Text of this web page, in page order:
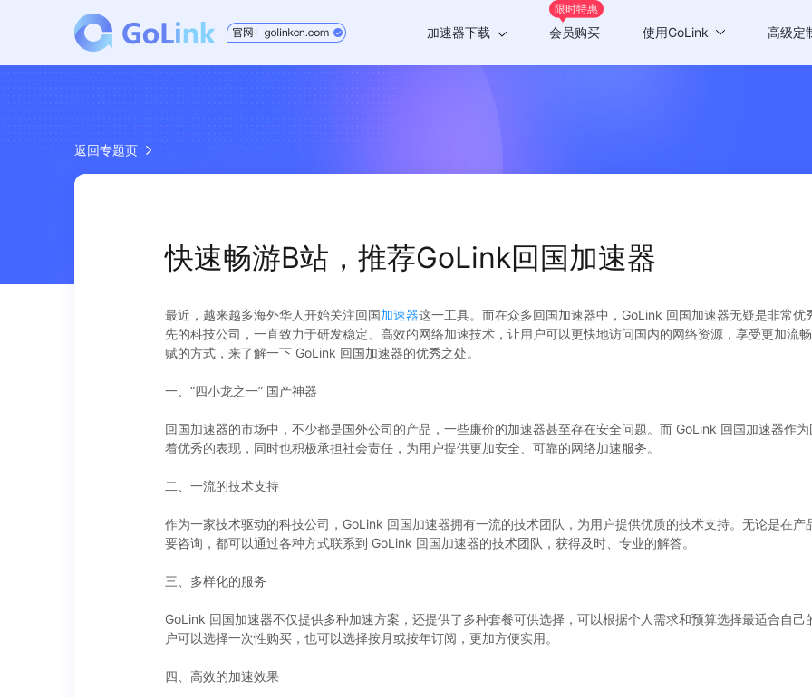
加速器下载
TV版
限时特惠
会员购买 使用GoLink 高级定
返回专题页
快速畅游B站，推荐GoLink回国加速器
最近，越来越多海外华人开始关注回国加速器这一工具。而在众多回国加速器中，GoLink 回国加速器无疑是非常
先的科技公司，一直致力于研发稳定、高效的网络加速技术，让用户可以更快地访问国内的网络资源，享受更加流
赋的方式，来了解一下 GoLink 回国加速器的优秀之处。
一、“四小龙之一” 国产神器
回国加速器的市场中，不少都是国外公司的产品，一些廉价的加速器甚至存在安全问题。而 GoLink 回国加速器作
着优秀的表现，同时也积极承担社会责任，为用户提供更加安全、可靠的网络加速服务。
二、一流的技术支持
作为一家技术驱动的科技公司，GoLink 回国加速器拥有一流的技术团队，为用户提供优质的技术支持。无论是在
要咨询，都可以通过各种方式联系到 GoLink 回国加速器的技术团队，获得及时、专业的解答。
三、多样化的服务
GoLink 回国加速器不仅提供多种加速方案，还提供了多种套餐可供选择，可以根据个人需求和预算选择最适合自
户可以选择一次性购买，也可以选择按月或按年订阅，更加方便实用。
四、高效的加速效果